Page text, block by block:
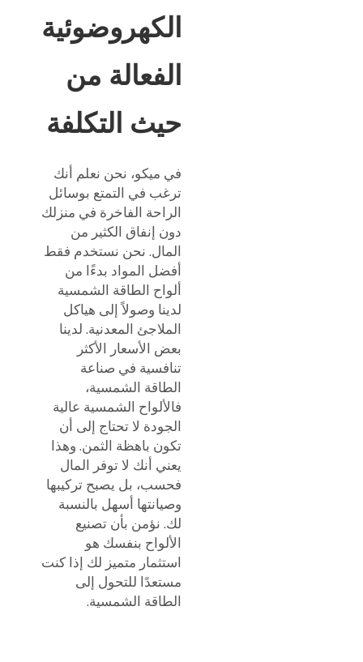
الكهروضوئية
الفعالة من
حيث التكلفة
في ميكو، نحن نعلم أنك
ترغب في التمتع بوسائل
الراحة الفاخرة في منزلك
دون إنفاق الكثير من
المال. نحن نستخدم فقط
أفضل المواد بدءًا من
ألواح الطاقة الشمسية
لدينا وصولاً إلى هياكل
الملاجئ المعدنية. لدينا
بعض الأسعار الأكثر
تنافسية في صناعة
الطاقة الشمسية،
فالألواح الشمسية عالية
الجودة لا تحتاج إلى أن
تكون باهظة الثمن. وهذا
يعني أنك لا توفر المال
فحسب، بل يصبح تركيبها
وصيانتها أسهل بالنسبة
لك. نؤمن بأن تصنيع
الألواح بنفسك هو
استثمار متميز لك إذا كنت
مستعدًا للتحول إلى
الطاقة الشمسية.